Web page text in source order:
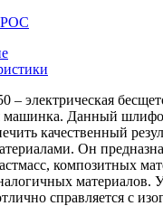
– электрическая
машинка. Данный
качественный
Он
композитных
материалов.
справляется с